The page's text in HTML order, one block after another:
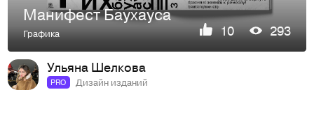
Манифест Баухауса
Графика 10 293
Ульяна Шелкова
PRO Дизайн изданий